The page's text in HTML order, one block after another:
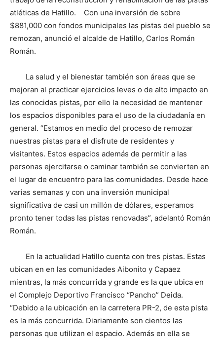
atléticas de Hatillo. Con una inversión de sobre
$881,000 con fondos municipales las pistas del pueblo se
remozan, anunció el alcalde de Hatillo, Carlos Román
Román.
La salud y el bienestar también son áreas que se
mejoran al practicar ejercicios leves o de alto impacto en
las conocidas pistas, por ello la necesidad de mantener
los espacios disponibles para el uso de la ciudadanía en
general. “Estamos en medio del proceso de remozar
nuestras pistas para el disfrute de residentes y
visitantes. Estos espacios además de permitir a las
personas ejercitarse o caminar también se convierten en
el lugar de encuentro para las comunidades. Desde hace
varias semanas y con una inversión municipal
significativa de casi un millón de dólares, esperamos
pronto tener todas las pistas renovadas”, adelantó Román
Román.
En la actualidad Hatillo cuenta con tres pistas. Estas
ubican en en las comunidades Aibonito y Capaez
mientras, la más concurrida y grande es la que ubica en
el Complejo Deportivo Francisco “Pancho” Deida.
“Debido a la ubicación en la carretera PR-2, de esta pista
es la más concurrida. Diariamente son cientos las
personas que utilizan el espacio. Además en ella se